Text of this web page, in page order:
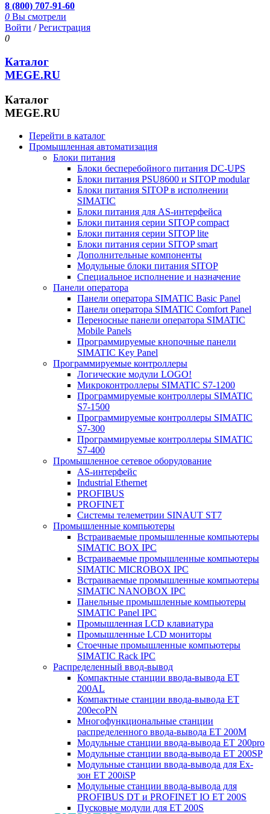
8 (800) 707-91-60
0 Вы смотрели
Войти /Регистрация
0
Каталог
MEGE.RU
Каталог
MEGE.RU
Перейти в каталог
Промышленная автоматизация
Блоки питания
Блоки бесперебойного питания DC-UPS
Блоки питания PSU8600 и SITOP modular
Блоки питания SITOP в исполнении
SIMATIC
Блоки питания для AS-интерфейса
Блоки питания серии SITOP compact
Блоки питания серии SITOP lite
Блоки питания серии SITOP smart
Дополнительные компоненты
Модульные блоки питания SITOP
Специальное исполнение и назначение
Панели оператора
Панели оператора SIMATIC Basic Panel
Панели оператора SIMATIC Comfort Panel
Переносные панели оператора SIMATIC
Mobile Panels
Программируемые кнопочные панели
SIMATIC Key Panel
Программируемые контроллеры
Логические модули LOGO!
Микроконтроллеры SIMATIC S7-1200
Программируемые контроллеры SIMATIC
S7-1500
Программируемые контроллеры SIMATIC
S7-300
Программируемые контроллеры SIMATIC
S7-400
Промышленное сетевое оборудование
AS-интерфейс
Industrial Ethernet
PROFIBUS
PROFINET
Системы телеметрии SINAUT ST7
Промышленные компьютеры
Встраиваемые промышленные компьютеры
SIMATIC BOX IPC
Встраиваемые промышленные компьютеры
SIMATIC MICROBOX IPC
Встраиваемые промышленные компьютеры
SIMATIC NANOBOX IPC
Панельные промышленные компьютеры
SIMATIC Panel IPC
Промышленная LCD клавиатура
Промышленные LCD мониторы
Стоечные промышленные компьютеры
SIMATIC Rack IPC
Распределенный ввод-вывод
Компактные станции ввода-вывода ET
200AL
Компактные станции ввода-вывода ET
200ecoPN
Многофункциональные станции
распределенного ввода-вывода ET 200M
Модульные станции ввода-вывода ET 200pro
Модульные станции ввода-вывода ET 200SP
Модульные станции ввода-вывода для Ex-
зон ET 200iSP
Модульные станции ввода-вывода для
PROFIBUS DT и PROFINET IO ET 200S
Пусковые модули для ET 200S